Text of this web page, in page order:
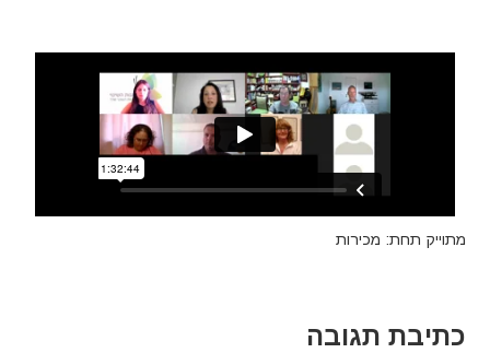
מתוייק תחת: מכירות
כתיבת תגובה